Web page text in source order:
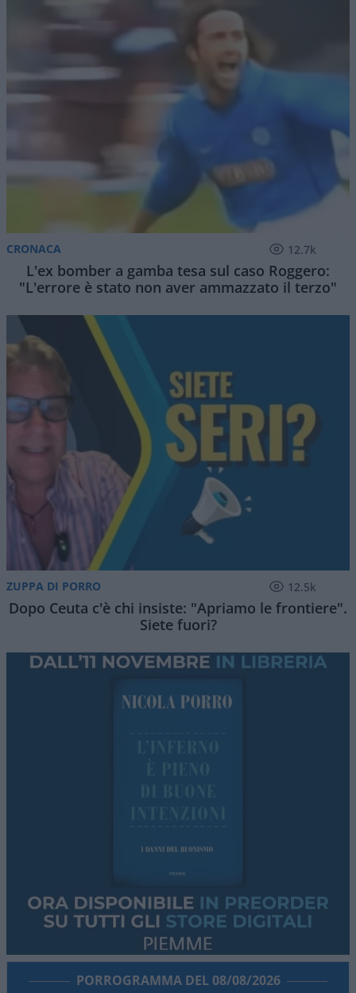
CRONACA 12.7k
L'ex bomber a gamba tesa sul caso Roggero:
"L'errore è stato non aver ammazzato il terzo"
ZUPPA DI PORRO 12.5k
Dopo Ceuta c'è chi insiste: "Apriamo le frontiere".
Siete fuori?
PORROGRAMMA DEL 08/08/2026